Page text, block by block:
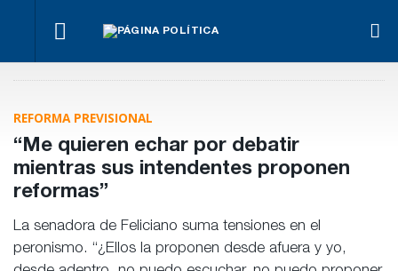
El
oficialismo
la reforma
con el
Para Bahl, la
gestión
pública
privado
REFORMA PREVISIONAL
“Me quieren echar por debatir
mientras sus intendentes proponen
reformas”
La senadora de Feliciano suma tensiones en el
peronismo. “¿Ellos la proponen desde afuera y yo,